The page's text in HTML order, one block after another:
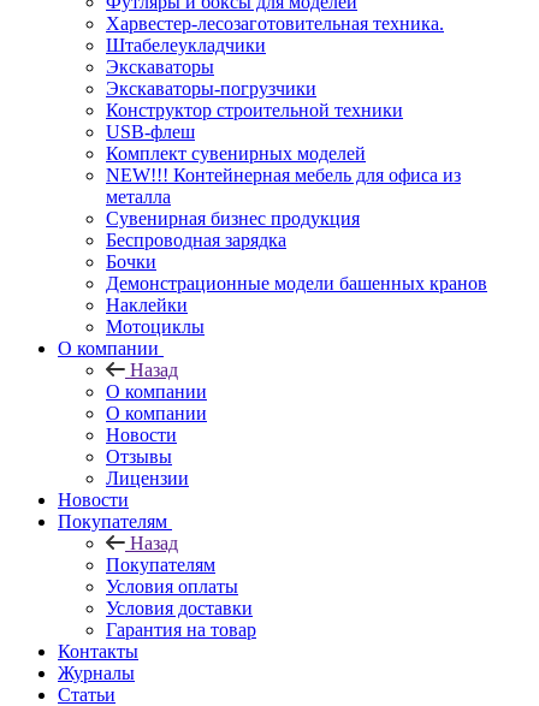
Харвестер-лесозаготовительная техника.
Штабелеукладчики
Экскаваторы
Экскаваторы-погрузчики
Конструктор строительной техники
USB-флеш
Комплект сувенирных моделей
NEW!!! Контейнерная мебель для офиса из
металла
Сувенирная бизнес продукция
Беспроводная зарядка
Бочки
Демонстрационные модели башенных кранов
Наклейки
Мотоциклы
О компании
Назад
О компании
О компании
Новости
Отзывы
Лицензии
Новости
Покупателям
Назад
Покупателям
Условия оплаты
Условия доставки
Гарантия на товар
Контакты
Журналы
Статьи